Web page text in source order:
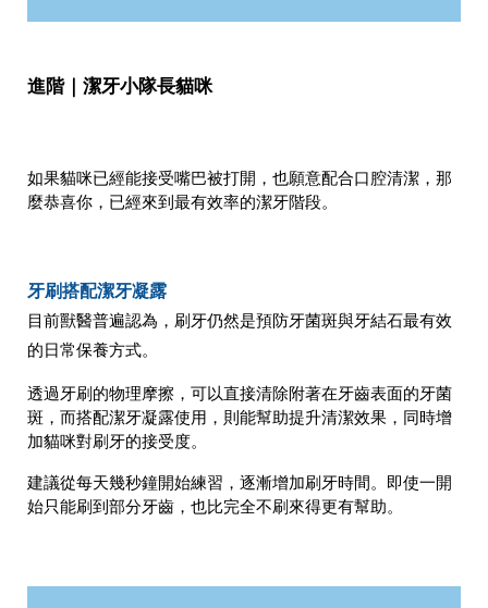
進階｜潔牙小隊長貓咪
如果貓咪已經能接受嘴巴被打開，也願意配合口腔清潔，那
麼恭喜你，已經來到最有效率的潔牙階段。
牙刷搭配潔牙凝露
目前獸醫普遍認為，刷牙仍然是預防牙菌斑與牙結石最有效
的日常保養方式。
透過牙刷的物理摩擦，可以直接清除附著在牙齒表面的牙菌
斑，而搭配潔牙凝露使用，則能幫助提升清潔效果，同時增
加貓咪對刷牙的接受度。
建議從每天幾秒鐘開始練習，逐漸增加刷牙時間。即使一開
始只能刷到部分牙齒，也比完全不刷來得更有幫助。